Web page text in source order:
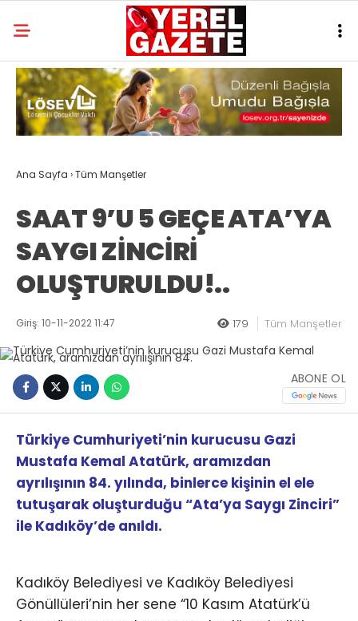
Ana Sayfa ›Tüm Manşetler
SAAT 9’U 5 GEÇE ATA’YA
SAYGI ZİNCİRİ
OLUŞTURULDU!..
Giriş: 10-11-2022 11:47 179 Tüm Manşetler
ABONE OL
Türkiye Cumhuriyeti’nin kurucusu Gazi
Mustafa Kemal Atatürk, aramızdan
ayrılışının 84. yılında, binlerce kişinin el ele
tutuşarak oluşturduğu “Ata’ya Saygı Zinciri”
ile Kadıköy’de anıldı.
Kadıköy Belediyesi ve Kadıköy Belediyesi
Gönüllüleri’nin her sene “10 Kasım Atatürk’ü